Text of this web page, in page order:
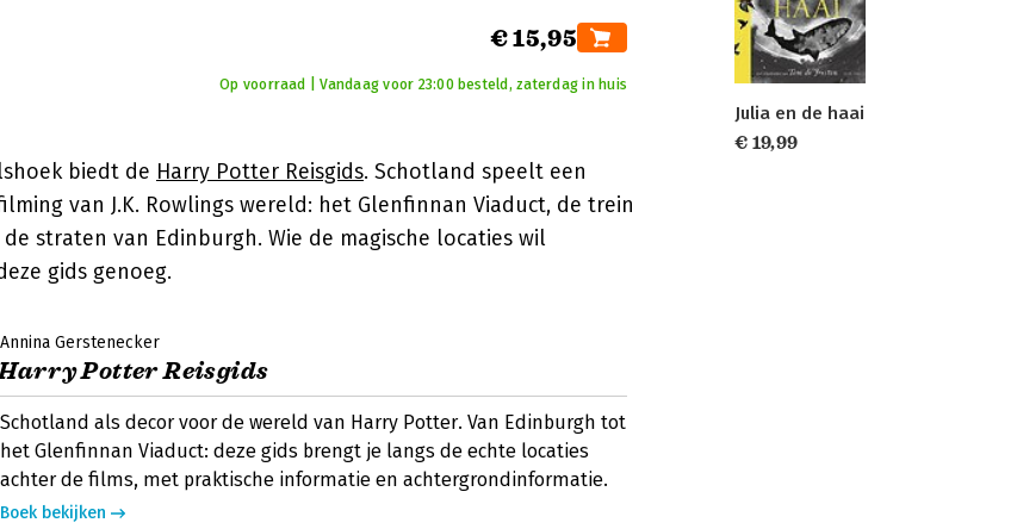
€ 15,95
Op voorraad | Vandaag voor 23:00 besteld, zaterdag in huis
biedt de Harry Potter Reisgids. Schotland speelt een
van J.K. Rowlings wereld: het Glenfinnan Viaduct, de trein
straten van Edinburgh. Wie de magische locaties wil
gids genoeg.
Annina Gerstenecker
Potter Reisgids
Schotland als decor voor de wereld van Harry Potter. Van Edinburgh tot
het Glenfinnan Viaduct: deze gids brengt je langs de echte locaties
achter de films, met praktische informatie en achtergrondinformatie.
Boek bekijken
Julia en de haai
€ 19,99